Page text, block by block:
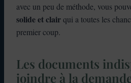
avec un peu de méthode, vous
solide et clairqui a toutes les
premier coup.
Les documents
joindre à la